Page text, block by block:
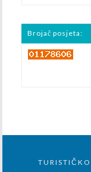
Brojač posjeta: